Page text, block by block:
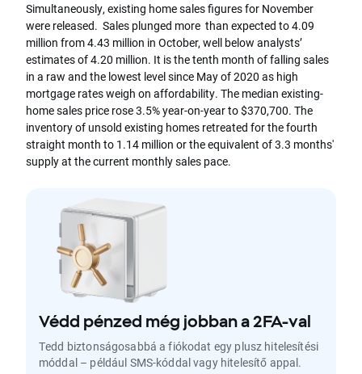
Simultaneously, existing home sales figures for November
were released. Sales plunged more than expected to 4.09
million from 4.43 million in October, well below analysts’
estimates of 4.20 million. It is the tenth month of falling sales
in a raw and the lowest level since May of 2020 as high
mortgage rates weigh on affordability. The median existing-
home sales price rose 3.5% year-on-year to $370,700. The
inventory of unsold existing homes retreated for the fourth
straight month to 1.14 million or the equivalent of 3.3 months'
supply at the current monthly sales pace.
Védd pénzed még jobban a 2FA-val
Tedd biztonságosabbá a fiókodat egy plusz hitelesítési
móddal – például SMS-kóddal vagy hitelesítő appal.